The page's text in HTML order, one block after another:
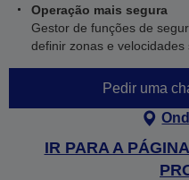
Operação mais segura
Gestor de funções de
definir zonas e velocidades
Pedir uma
IR PARA A